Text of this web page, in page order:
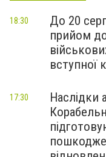
До 20
прийом
вступної
18:30
Наслідки
17:30